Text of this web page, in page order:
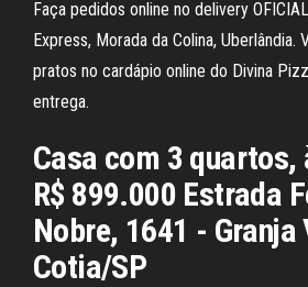
Faça pedidos online no delivery
Express, Morada da Colina, Uberlândia.
pratos no cardápio online do Divina
entrega.
Casa com 3 quartos,
R$ 899.000 Estrada
Nobre, 1641 - Granja
Cotia/SP